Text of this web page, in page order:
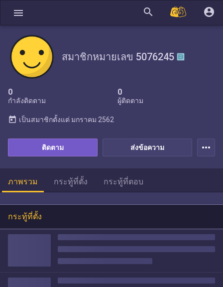
menu search account_circle
สมาชิกหมายเลข 5076245
0
กำลังติดตาม
0
ผู้ติดตาม
ส่งข้อความ
ติดตาม
today เป็นสมาชิกตั้งแต่ มกราคม 2562
more_horiz
ภาพรวม กระทู้ที่ตั้ง กระทู้ที่ตอบ
กระทู้ที่ตั้ง